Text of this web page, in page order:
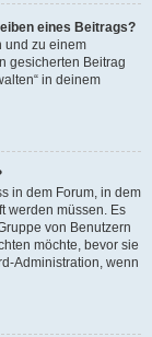
eines Beitrags?
und zu einem
gesicherten Beitrag
in deinem
in dem Forum, in dem
werden müssen. Es
von Benutzern
möchte, bevor sie
Administration, wenn